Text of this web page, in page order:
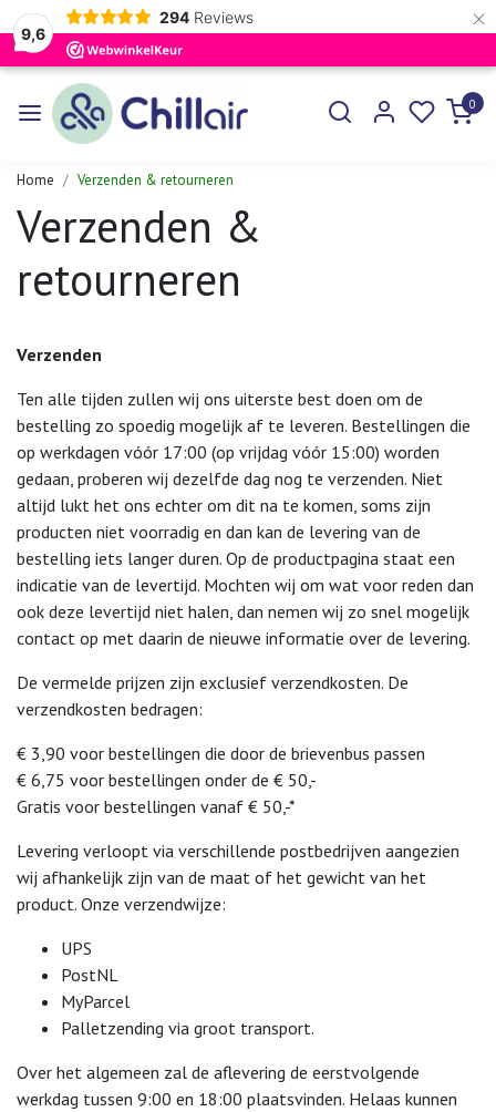
9,6
294 Reviews ×
0
Home Verzenden & retourneren
Verzenden &
retourneren
Verzenden
Ten alle tijden zullen wij ons uiterste best doen om de
bestelling zo spoedig mogelijk af te leveren. Bestellingen die
op werkdagen vóór 17:00 (op vrijdag vóór 15:00) worden
gedaan, proberen wij dezelfde dag nog te verzenden. Niet
altijd lukt het ons echter om dit na te komen, soms zijn
producten niet voorradig en dan kan de levering van de
bestelling iets langer duren. Op de productpagina staat een
indicatie van de levertijd. Mochten wij om wat voor reden dan
ook deze levertijd niet halen, dan nemen wij zo snel mogelijk
contact op met daarin de nieuwe informatie over de levering.
De vermelde prijzen zijn exclusief verzendkosten. De
verzendkosten bedragen:
€ 3,90 voor bestellingen die door de brievenbus passen
€ 6,75 voor bestellingen onder de € 50,-
Gratis voor bestellingen vanaf € 50,-*
Levering verloopt via verschillende postbedrijven aangezien
wij afhankelijk zijn van de maat of het gewicht van het
product. Onze verzendwijze:
UPS
PostNL
MyParcel
Palletzending via groot transport.
Over het algemeen zal de aflevering de eerstvolgende
werkdag tussen 9:00 en 18:00 plaatsvinden. Helaas kunnen